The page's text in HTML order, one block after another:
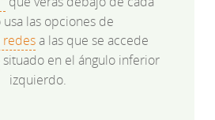
usa las opciones de
a las que se accede
situado en el ángulo inferior
izquierdo.